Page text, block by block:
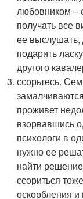
любовником –
получать все
ее выслушать,
подарить
другого
ссорьтесь.
проживет
взорвавшись
психологи в
нужно ее
найти
ссориться
оскорбления и